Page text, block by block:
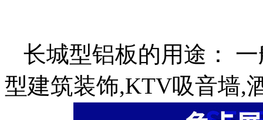
长城型铝板的用途：
型建筑装饰,KTV吸音墙,